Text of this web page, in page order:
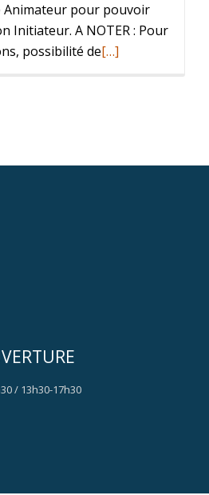
pour pouvoir
Initiateur. A NOTER : Pour
possibilité de[…]
/ 13h30-17h30